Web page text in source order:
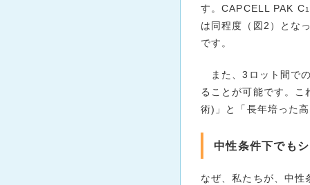
す。CAPCELL PAK C
は同程度（図2）とな
です。
また、3ロット間で
ることが可能です。
術)」と「長年培った
中性条件下でも
なぜ、私たちが、中性